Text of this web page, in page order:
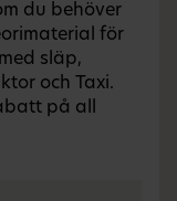
du behöver
för
släp,
och Taxi.
på all